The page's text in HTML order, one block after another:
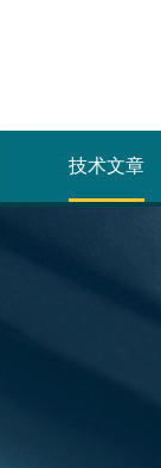
技术文章